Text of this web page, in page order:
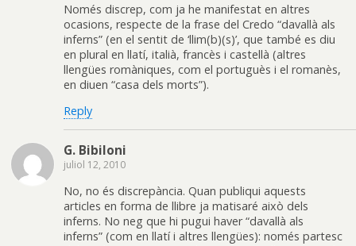
Només discrep, com ja he manifestat en altres
ocasions, respecte de la frase del Credo “davallà als
inferns” (en el sentit de ‘llim(b)(s)’, que també es diu
en plural en llatí, italià, francès i castellà (altres
llengües romàniques, com el portuguès i el romanès,
en diuen “casa dels morts”).
Reply
G. Bibiloni
juliol 12, 2010
No, no és discrepància. Quan publiqui aquests
articles en forma de llibre ja matisaré això dels
inferns. No neg que hi pugui haver “davallà als
inferns” (com en llatí i altres llengües): només partesc